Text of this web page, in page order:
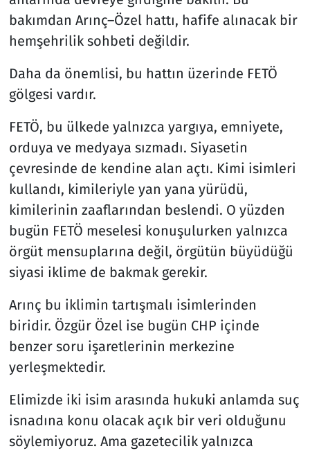
bakımdan Arınç–Özel hattı, hafife alınacak bir
hemşehrilik sohbeti değildir.
Daha da önemlisi, bu hattın üzerinde FETÖ
gölgesi vardır.
FETÖ, bu ülkede yalnızca yargıya, emniyete,
orduya ve medyaya sızmadı. Siyasetin
çevresinde de kendine alan açtı. Kimi isimleri
kullandı, kimileriyle yan yana yürüdü,
kimilerinin zaaflarından beslendi. O yüzden
bugün FETÖ meselesi konuşulurken yalnızca
örgüt mensuplarına değil, örgütün büyüdüğü
siyasi iklime de bakmak gerekir.
Arınç bu iklimin tartışmalı isimlerinden
biridir. Özgür Özel ise bugün CHP içinde
benzer soru işaretlerinin merkezine
yerleşmektedir.
Elimizde iki isim arasında hukuki anlamda suç
isnadına konu olacak açık bir veri olduğunu
söylemiyoruz. Ama gazetecilik yalnızca